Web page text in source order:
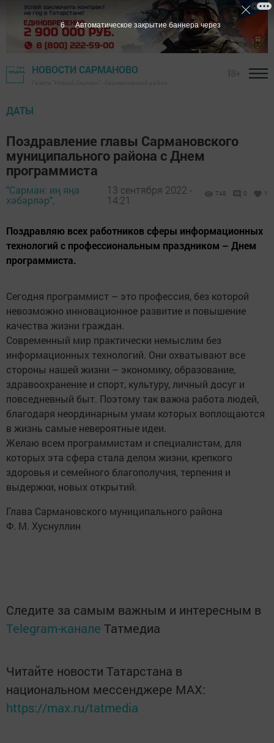
НОВОСТИ САРМАНОВО
ДАТЫ
Поздравление главы Сармановского
муниципального района с Днем
программиста
"Сарман: иң яңа
хәбәрләр",
13 сентября 2022 -
14:21
748 0 1
Поздравляю всех работников сферы информационных
технологий с профессиональным праздником – Днем
программиста.
Сегодня программист – это профессия, без которой
невозможно инновационное развитие и повышение
качества жизни граждан.
Современный мир практически немыслим без
информационных технологий. Они охватывают все
стороны нашей жизни – экономику, образование,
здравоохранение и спорт, культуру, личный досуг и
повседневный быт. Поэтому так важна работа людей,
благодаря неординарным умам которых воплощаются
в жизнь самые невероятные идеи.
Желаю всем программистам и специалистам, для
которых эта сфера стала делом жизни, крепкого
здоровья и семейного благополучия, терпения и
выдержки, новых открытий.
Глава Сармановского муниципального района
Ф. М. Хуснуллин
Следите за самым важным и интересным в
Telegram-канале Татмедиа
Читайте новости Татарстана в
национальном мессенджере MАХ:
https://max.ru/tatmedia
5 Автоматическое закрытие баннера через